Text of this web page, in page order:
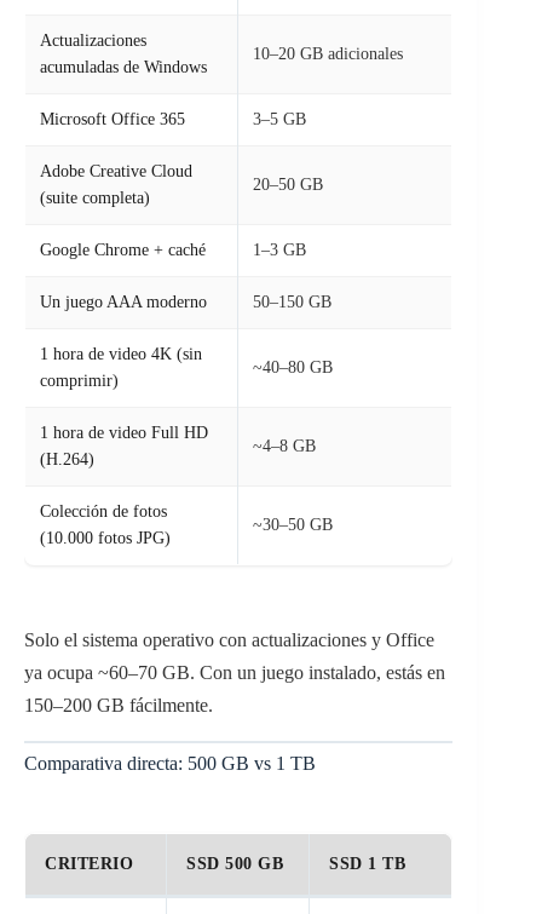
Actualizaciones
acumuladas de Windows
10–20 GB adicionales
Microsoft Office 365 3–5 GB
Adobe Creative Cloud
(suite completa)
20–50 GB
Google Chrome + caché 1–3 GB
Un juego AAA moderno 50–150 GB
1 hora de video 4K (sin
comprimir)
~40–80 GB
1 hora de video Full HD
(H.264)
~4–8 GB
Colección de fotos
(10.000 fotos JPG)
~30–50 GB
Solo el sistema operativo con actualizaciones y Office
ya ocupa ~60–70 GB. Con un juego instalado, estás en
150–200 GB fácilmente.
Comparativa directa: 500 GB vs 1 TB
CRITERIO SSD 500 GB SSD 1 TB